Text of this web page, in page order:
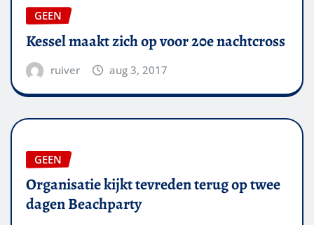
GEEN
Kessel maakt zich op voor 20e nachtcross
ruiver aug 3, 2017
GEEN
Organisatie kijkt tevreden terug op twee
dagen Beachparty